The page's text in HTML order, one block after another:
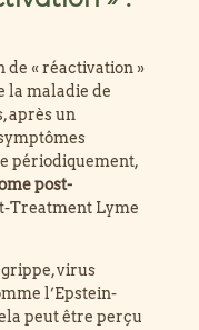
de « réactivation »
la maladie de
après un
périodiquement,
post-
Treatment Lyme
virus
l’Epstein-
peut être perçu